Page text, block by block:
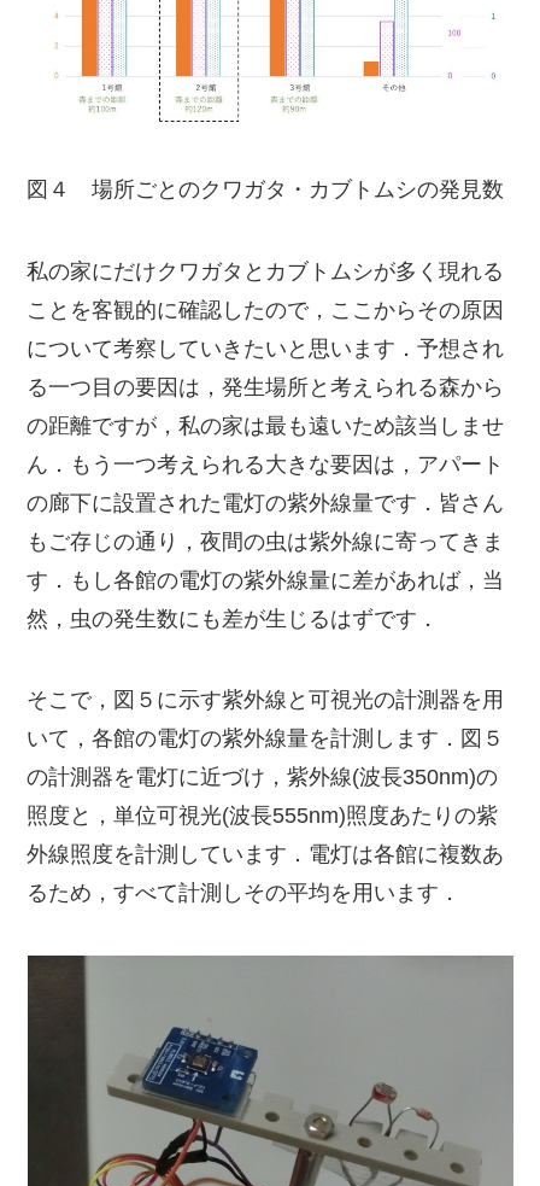
図４ 場所ごとのクワガタ・カブトムシの発見数
私の家にだけクワガタとカブトムシが多く現れる
ことを客観的に確認したので，ここからその原因
について考察していきたいと思います．予想され
る一つ目の要因は，発生場所と考えられる森から
の距離ですが，私の家は最も遠いため該当しませ
ん．もう一つ考えられる大きな要因は，アパート
の廊下に設置された電灯の紫外線量です．皆さん
もご存じの通り，夜間の虫は紫外線に寄ってきま
す．もし各館の電灯の紫外線量に差があれば，当
然，虫の発生数にも差が生じるはずです．
そこで，図５に示す紫外線と可視光の計測器を用
いて，各館の電灯の紫外線量を計測します．図５
の計測器を電灯に近づけ，紫外線(波長350nm)の
照度と，単位可視光(波長555nm)照度あたりの紫
外線照度を計測しています．電灯は各館に複数あ
るため，すべて計測しその平均を用います．